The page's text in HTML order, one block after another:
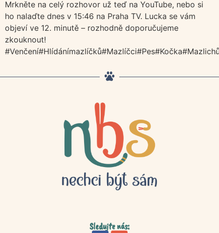
Mrkněte na celý rozhovor už teď na YouTube, nebo si
ho nalaďte dnes v 15:46 na Praha TV. Lucka se vám
objeví ve 12. minutě – rozhodně doporučujeme
zkouknout!
Sledujte nás: